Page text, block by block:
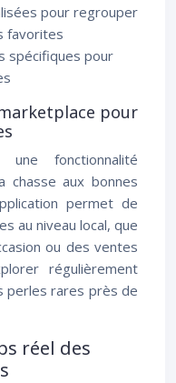
pour regrouper
favorites
spécifiques pour
pour
une fonctionnalité
chasse aux bonnes
permet de
au niveau local, que
ou des ventes
régulièrement
perles rares près de
réel des